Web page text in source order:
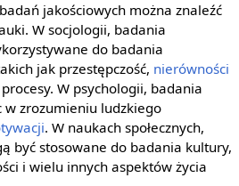
jakościowych można znaleźć
W socjologii, badania
do badania
jak przestępczość, nierówności
W psychologii, badania
zrozumieniu ludzkiego
. W naukach społecznych,
być stosowane do badania kultury,
i wielu innych aspektów życia